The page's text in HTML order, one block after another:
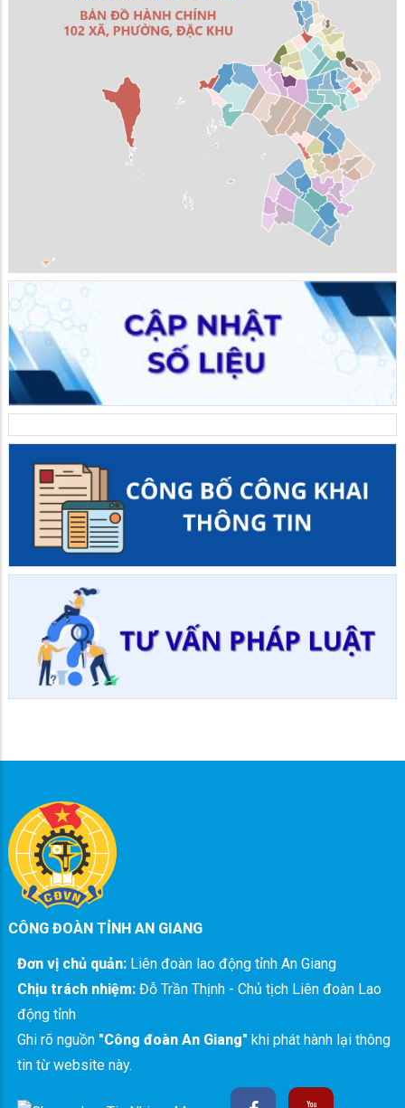
CÔNG ĐOÀN TỈNH AN GIANG
Đơn vị chủ quản: Liên đoàn lao động tỉnh An Giang
Chịu trách nhiệm: Đỗ Trần Thịnh - Chủ tịch Liên đoàn Lao
động tỉnh
Ghi rõ nguồn "Công đoàn An Giang" khi phát hành lại thông
tin từ website này.